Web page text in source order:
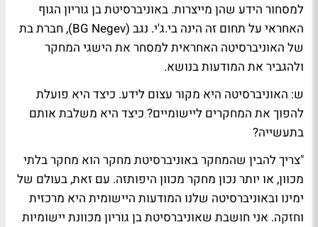
למסחור הידע שהן מייצרות. באוניברסיטת בן גוריון הגוף
האחראי על תחום זה הינה בי.ג'י. נגב (BG Negev), חברת בת
של האוניברסיטה האחראית למסחר את הישגי המחקר
ולהגביר את המודעות בנושא.
ש: האוניברסיטה היא מקור עצום לידע. כיצד היא פועלת
להפוך את המחקרים ליישומיים? כיצד היא משלבת אותם
בתעשייה?
"צריך להבין שהמחקר באוניברסיטת מחקר הוא מחקר בלתי
מכוון, או יותר נכון מחקר מכוון היפותזה. עם זאת, בעולם של
ימינו ובאוניברסיטה שלנו המודעות היישומית היא מרכזית
וחזקה. אני חושבת שאוניברסיטת בן גוריון מכוונת יישומיות